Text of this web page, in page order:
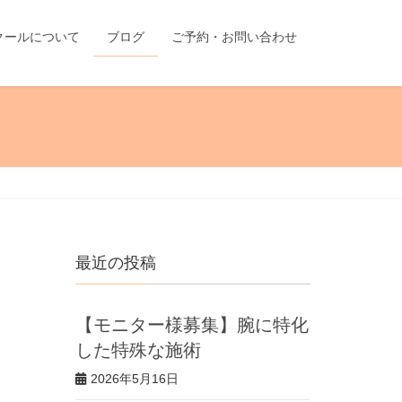
ールについて ブログ ご予約・お問い合わせ
最近の投稿
【モニター様募集】腕に特化
した特殊な施術
2026年5月16日